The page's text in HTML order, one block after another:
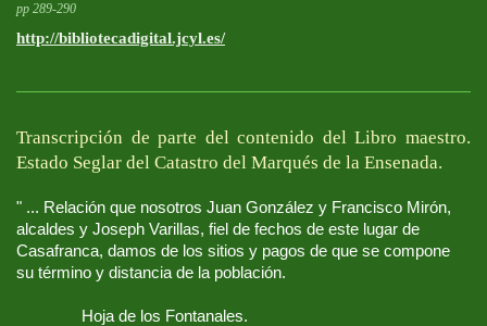
pp 289-290
http://bibliotecadigital.jcyl.es/
Transcripción de parte del contenido del Libro maestro.
Estado Seglar del Catastro del Marqués de la Ensenada.
" ... Relación que nosotros Juan González y Francisco Mirón,
alcaldes y Joseph Varillas, fiel de fechos de este lugar de
Casafranca, damos de los sitios y pagos de que se compone
su término y distancia de la población.
Hoja de los Fontanales.